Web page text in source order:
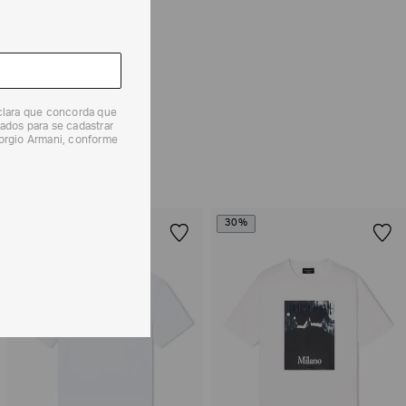
produtos, o prazo é de até 7 (sete) dias corridos,
a partir do seu recebimento sem custos adicionais.
Preencha oFormulário de Devolução
30%
que concorda que
para se cadastrar
Armani, conforme